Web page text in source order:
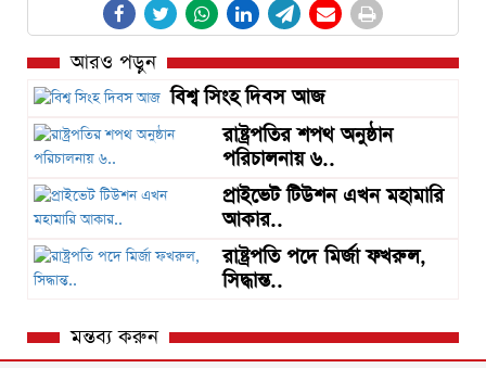
আরও পড়ুন
বিশ্ব সিংহ দিবস আজ
রাষ্ট্রপতির শপথ অনুষ্ঠান
পরিচালনায় ৬..
প্রাইভেট টিউশন এখন মহামারি
আকার..
রাষ্ট্রপতি পদে মির্জা ফখরুল,
সিদ্ধান্ত..
মন্তব্য করুন